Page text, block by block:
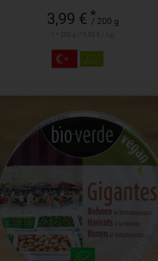
3,99 € *
/ 200 g
190 g
Anzahl
3,89